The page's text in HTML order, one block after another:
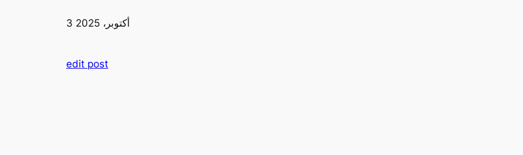
3 أكتوبر، 2025
edit post